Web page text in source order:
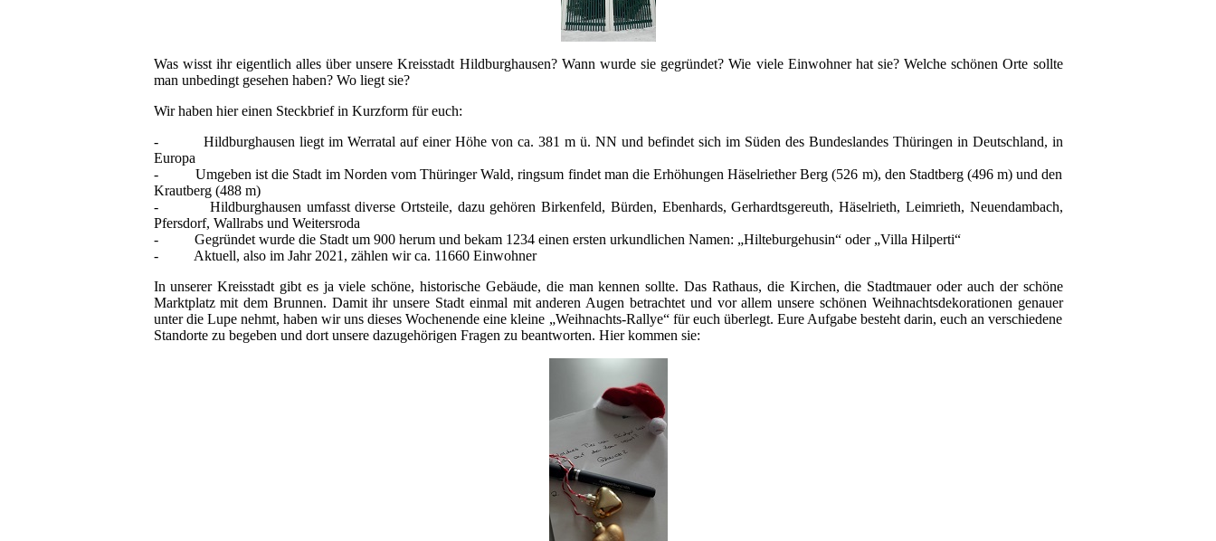
Was wisst ihr eigentlich alles über unsere Kreisstadt Hildburghausen? Wann wurde sie gegründet? Wie viele Einwohner hat sie? Welche schönen Orte sollte
man unbedingt gesehen haben? Wo liegt sie?
Wir haben hier einen Steckbrief in Kurzform für euch:
- Hildburghausen liegt im Werratal auf einer Höhe von ca. 381 m ü. NN und befindet sich im Süden des Bundeslandes Thüringen in Deutschland, in
Europa
- Umgeben ist die Stadt im Norden vom Thüringer Wald, ringsum findet man die Erhöhungen Häselriether Berg (526 m), den Stadtberg (496 m) und den
Krautberg (488 m)
- Hildburghausen umfasst diverse Ortsteile, dazu gehören Birkenfeld, Bürden, Ebenhards, Gerhardtsgereuth, Häselrieth, Leimrieth, Neuendambach,
Pfersdorf, Wallrabs und Weitersroda
- Gegründet wurde die Stadt um 900 herum und bekam 1234 einen ersten urkundlichen Namen: „Hilteburgehusin“ oder „Villa Hilperti“
- Aktuell, also im Jahr 2021, zählen wir ca. 11660 Einwohner
In unserer Kreisstadt gibt es ja viele schöne, historische Gebäude, die man kennen sollte. Das Rathaus, die Kirchen, die Stadtmauer oder auch der schöne
Marktplatz mit dem Brunnen. Damit ihr unsere Stadt einmal mit anderen Augen betrachtet und vor allem unsere schönen Weihnachtsdekorationen genauer
unter die Lupe nehmt, haben wir uns dieses Wochenende eine kleine „Weihnachts-Rallye“ für euch überlegt. Eure Aufgabe besteht darin, euch an verschiedene
Standorte zu begeben und dort unsere dazugehörigen Fragen zu beantworten. Hier kommen sie: